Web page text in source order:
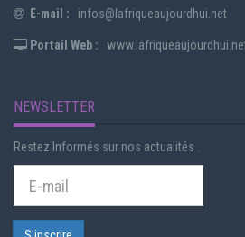
E-mail : infos@lafriqueaujourdhui.net
Portail Web :
NEWSLETTER
Restez Informés sur nos actualités .